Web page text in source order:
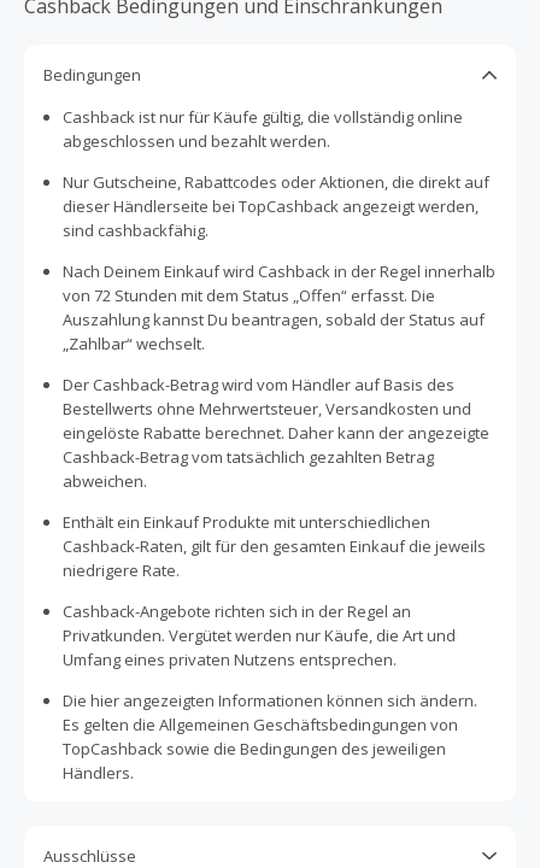
Cashback Bedingungen und Einschränkungen
Bedingungen
Cashback ist nur für Käufe gültig, die vollständig online
abgeschlossen und bezahlt werden.
Nur Gutscheine, Rabattcodes oder Aktionen, die direkt auf
dieser Händlerseite bei TopCashback angezeigt werden,
sind cashbackfähig.
Nach Deinem Einkauf wird Cashback in der Regel innerhalb
von 72 Stunden mit dem Status „Offen“ erfasst. Die
Auszahlung kannst Du beantragen, sobald der Status auf
„Zahlbar“ wechselt.
Der Cashback-Betrag wird vom Händler auf Basis des
Bestellwerts ohne Mehrwertsteuer, Versandkosten und
eingelöste Rabatte berechnet. Daher kann der angezeigte
Cashback-Betrag vom tatsächlich gezahlten Betrag
abweichen.
Enthält ein Einkauf Produkte mit unterschiedlichen
Cashback-Raten, gilt für den gesamten Einkauf die jeweils
niedrigere Rate.
Cashback-Angebote richten sich in der Regel an
Privatkunden. Vergütet werden nur Käufe, die Art und
Umfang eines privaten Nutzens entsprechen.
Die hier angezeigten Informationen können sich ändern.
Es gelten die Allgemeinen Geschäftsbedingungen von
TopCashback sowie die Bedingungen des jeweiligen
Händlers.
Ausschlüsse